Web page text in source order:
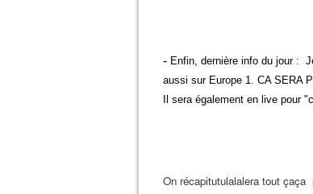
- Enfin, dernière info du jour :
aussi sur Europe 1. CA SERA
Il sera également en live pour
On récapitutulalalera tout çaça